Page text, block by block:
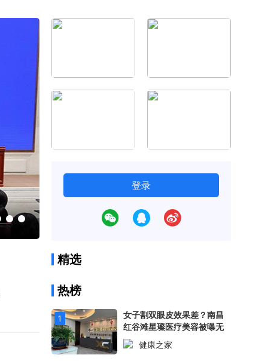
中国居民健康水平持续改善（大健康观察
登录
精选
热榜
1
女子割双眼皮效果差？南昌
红谷滩星璨医疗美容被曝无
证行医！
健康之家